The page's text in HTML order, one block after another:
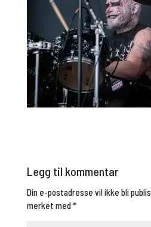
Legg til kommentar
Din e-postadresse vil ikke bli
merket med*